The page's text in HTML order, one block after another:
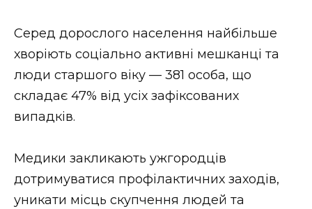
Серед дорослого населення найбільше
хворіють соціально активні мешканці та
люди старшого віку — 381 особа, що
складає 47% від усіх зафіксованих
випадків.
Медики закликають ужгородців
дотримуватися профілактичних заходів,
уникати місць скупчення людей та